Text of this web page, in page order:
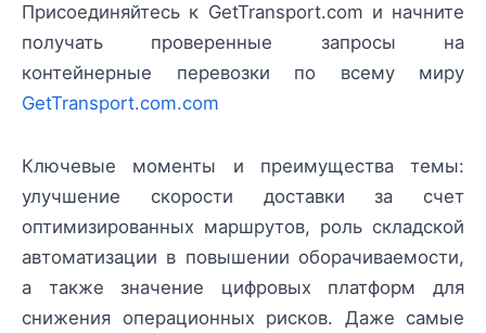
Присоединяйтесь к GetTransport.com и начните
получать проверенные запросы на
контейнерные перевозки по всему миру
GetTransport.com.com
Ключевые моменты и преимущества темы:
улучшение скорости доставки за счет
оптимизированных маршрутов, роль складской
автоматизации в повышении оборачиваемости,
а также значение цифровых платформ для
снижения операционных рисков. Даже самые